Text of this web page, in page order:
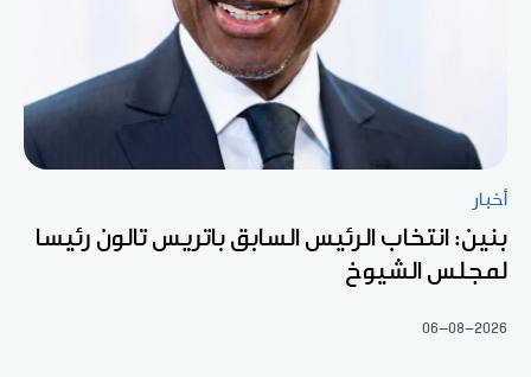
أخبار
بنين: انتخاب الرئيس السابق باتريس تالون رئيسا
لمجلس الشيوخ
06-08-2026